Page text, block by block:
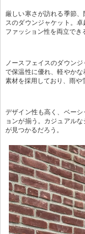
厳しい寒さが訪れる季節
スのダウンジャケット。
ファッション性を両立でき
ノースフェイスのダウン
で保温性に優れ、軽やか
素材を採用しており、雨や
デザイン性も高く、ベー
ョンが揃う。カジュアル
が見つかるだろう。